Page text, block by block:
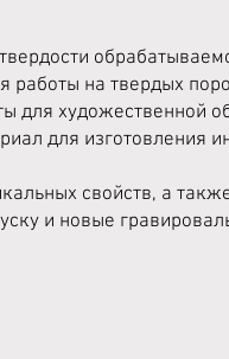
работы на твердых
для художественной
для изготовления
свойств, а
и новые